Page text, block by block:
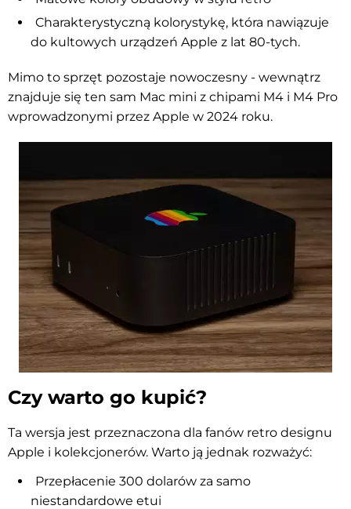
Charakterystyczną kolorystykę, która nawiązuje
do kultowych urządzeń Apple z lat 80-tych.
Mimo to sprzęt pozostaje nowoczesny - wewnątrz
znajduje się ten sam Mac mini z chipami M4 i M4 Pro
wprowadzonymi przez Apple w 2024 roku.
Czy warto go kupić?
Ta wersja jest przeznaczona dla fanów retro designu
Apple i kolekcjonerów. Warto ją jednak rozważyć:
Przepłacenie 300 dolarów za samo
niestandardowe etui